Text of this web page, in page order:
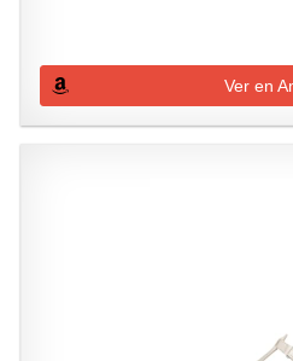
Ver en